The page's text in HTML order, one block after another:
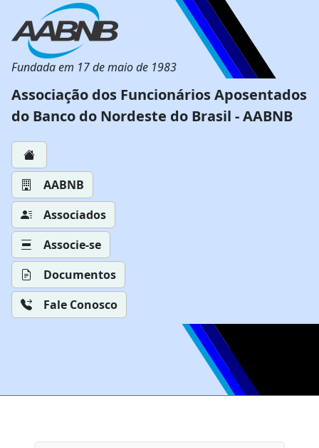
Fundada em 17 de maio de 1983
Associação dos Funcionários Aposentados
do Banco do Nordeste do Brasil - AABNB
AABNB
Associados
Associe-se
Documentos
Fale Conosco